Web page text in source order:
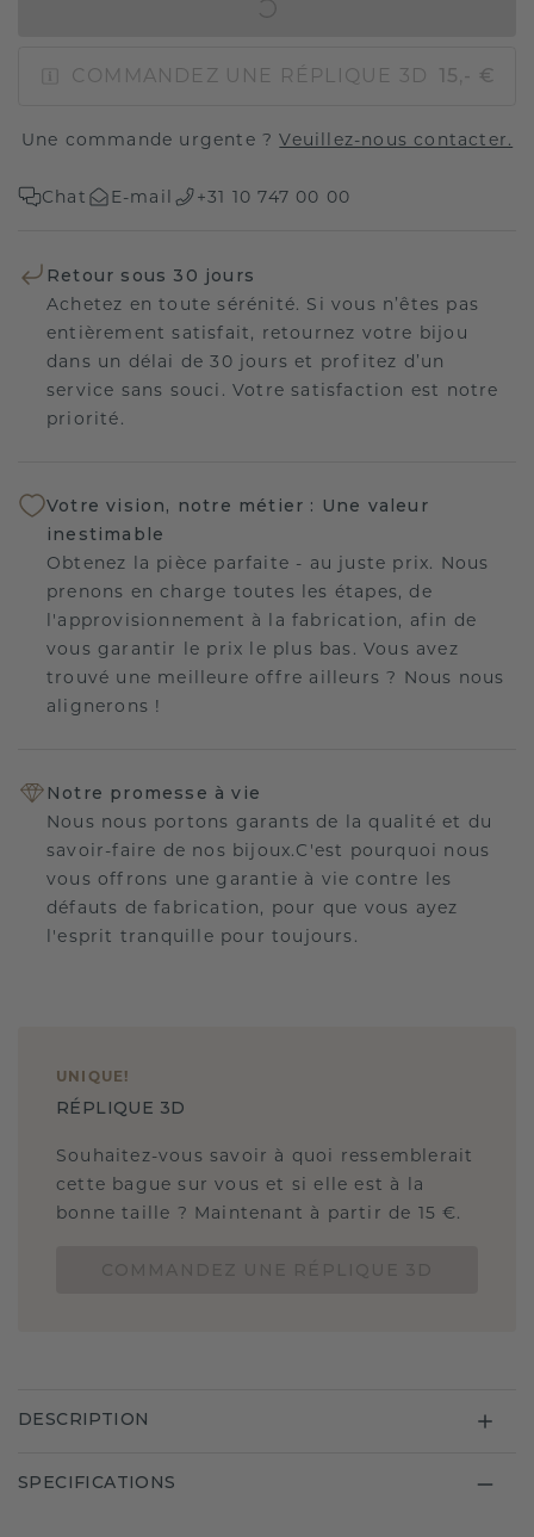
COMMANDEZ UNE RÉPLIQUE 3D 15,- €
Une commande urgente ?Veuillez-nous contacter.
Chat E-mail +31 10 747 00 00
Retour sous 30 jours
Achetez en toute sérénité. Si vous n’êtes pas
entièrement satisfait, retournez votre bijou
dans un délai de 30 jours et profitez d’un
service sans souci. Votre satisfaction est notre
priorité.
Votre vision, notre métier : Une valeur
inestimable
Obtenez la pièce parfaite - au juste prix. Nous
prenons en charge toutes les étapes, de
l'approvisionnement à la fabrication, afin de
vous garantir le prix le plus bas. Vous avez
trouvé une meilleure offre ailleurs ? Nous nous
alignerons !
Notre promesse à vie
Nous nous portons garants de la qualité et du
savoir-faire de nos bijoux.C'est pourquoi nous
vous offrons une garantie à vie contre les
défauts de fabrication, pour que vous ayez
l'esprit tranquille pour toujours.
UNIQUE !
RÉPLIQUE 3D
Souhaitez-vous savoir à quoi ressemblerait
cette bague sur vous et si elle est à la
bonne taille ? Maintenant à partir de 15 €.
DESCRIPTION
SPECIFICATIONS